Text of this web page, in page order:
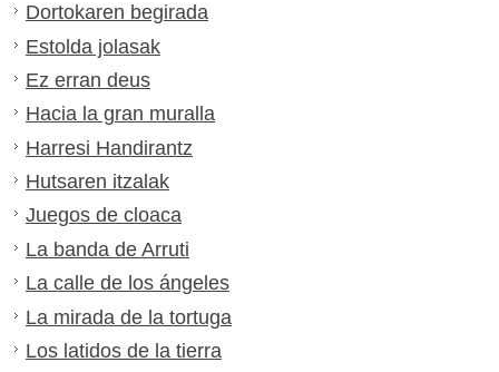
Dortokaren begirada
Estolda jolasak
Ez erran deus
Hacia la gran muralla
Harresi Handirantz
Hutsaren itzalak
Juegos de cloaca
La banda de Arruti
La calle de los ángeles
La mirada de la tortuga
Los latidos de la tierra